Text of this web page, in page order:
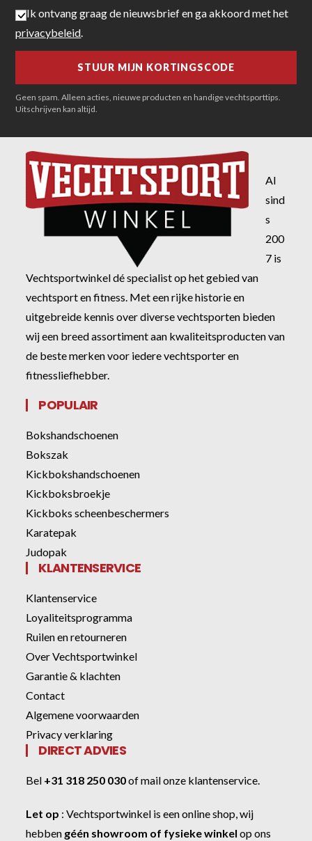
Ik ontvang graag de nieuwsbrief en ga akkoord met het
privacybeleid.
Geen spam. Alleen acties, nieuwe producten en handige vechtsporttips.
Uitschrijven kan altijd.
Al
sind
s
200
7 is
Vechtsportwinkel dé specialist op het gebied van
vechtsport en fitness. Met een rijke historie en
uitgebreide kennis over diverse vechtsporten bieden
wij een breed assortiment aan kwaliteitsproducten van
de beste merken voor iedere vechtsporter en
fitnessliefhebber.
POPULAIR
Bokshandschoenen
Bokszak
Kickbokshandschoenen
Kickboksbroekje
Kickboks scheenbeschermers
Karatepak
Judopak
KLANTENSERVICE
Klantenservice
Loyaliteitsprogramma
Ruilen en retourneren
Over Vechtsportwinkel
Garantie & klachten
Contact
Algemene voorwaarden
Privacy verklaring
DIRECT ADVIES
Bel +31 318 250 030ofmail onze klantenservice.
Let op :Vechtsportwinkel is een online shop, wij
hebben géén showroom of fysieke winkel op ons